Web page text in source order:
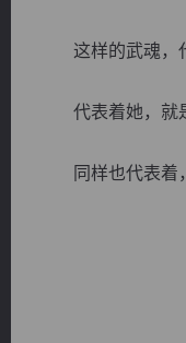
这样的武魂，代
代表着她，就是
同样也代表着，